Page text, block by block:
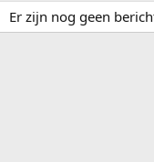
Er zijn nog geen